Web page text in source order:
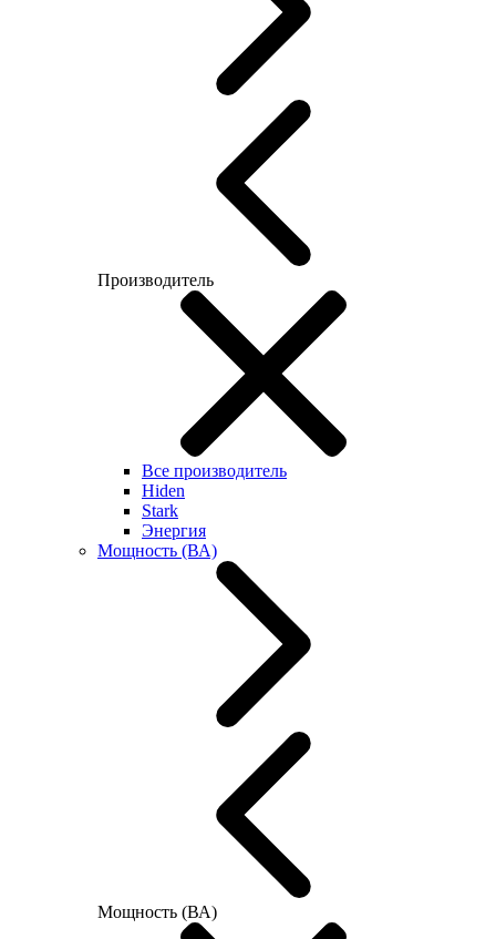
Производитель
Все производитель
Hiden
Stark
Энергия
Мощность (ВА)
Мощность (ВА)